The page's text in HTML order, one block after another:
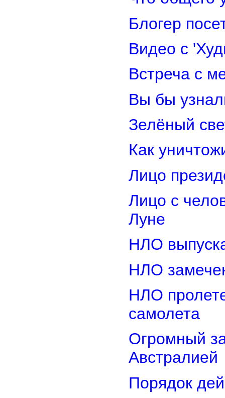
Блогер
Видео с
Встреча с
Вы бы
Зелёный
Как
Лицо
Лицо с
Луне
НЛО
НЛО
НЛО
самолета
Огромный
Австралией
Порядок